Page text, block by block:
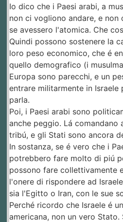
Io dico che i Paesi arabi, a
non ci vogliono andare, e non
se avessero l'atomica. Che
Quindi possono sostenere la
loro peso economico, che é
quello demografico (i
Europa sono parecchi, e un
entrare militarmente in Israele
parla.
Poi, i Paesi arabi sono
anche peggio. Lá comandano
tribú, e gli Stati sono ancora
In sostanza, se é vero che i
potrebbero fare molto di piú
possono fare collettivamente
l'onere di rispondere ad
sia l'Egitto o Iran, con le sue
Perché ricordo che Israele é
americana, non un vero Stato.